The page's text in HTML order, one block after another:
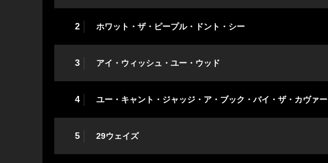
2 ホワット・ザ・ピープル・ドント・シー
3 アイ・ウィッシュ・ユー・ウッド
4 ユー・キャント・ジャッジ・ア・ブック・バイ・ザ・カヴァー
5 29ウェイズ